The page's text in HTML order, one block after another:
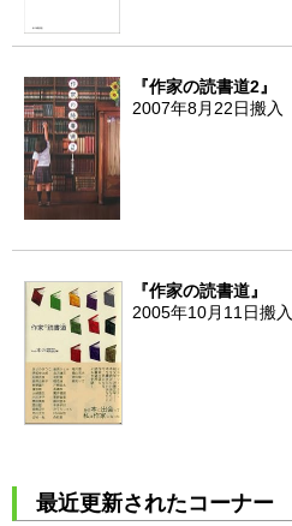
『作家の読書道2』
2007年8月22日搬入
『作家の読書道』
2005年10月11日搬入
最近更新されたコーナー